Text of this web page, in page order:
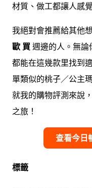
材質、做工都讓人感
我絕對會推薦給其他
歐 買 週邊的人。無論
都能在這幾款里找到
單類似的桃子／公主
就我的購物評測來說
之旅！
查看今日
標籤